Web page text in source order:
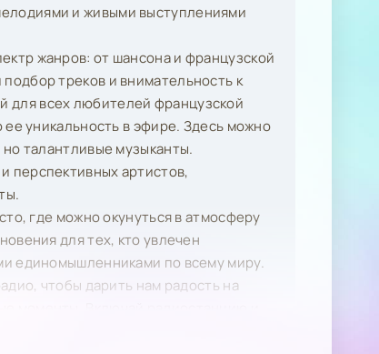
и живыми выступлениями
жанров: от шансона и французской
треков и внимательность к
для всех любителей французской
уникальность в эфире. Здесь можно
талантливые музыканты.
перспективных артистов,
где можно окунуться в атмосферу
для тех, кто увлечен
единомышленниками по всему миру.
чтобы дарить нам радость на